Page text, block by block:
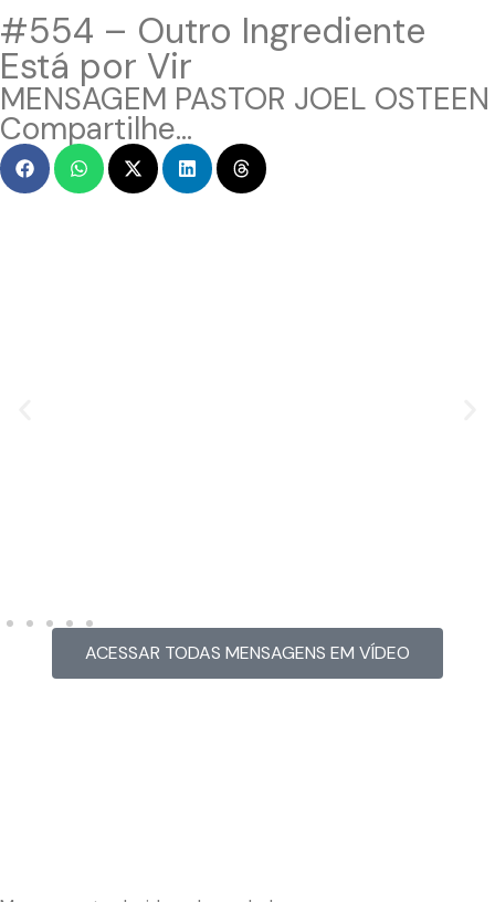
#554 – Outro Ingrediente
Está por Vir
MENSAGEM PASTOR JOEL OSTEEN
Compartilhe...
ACESSAR TODAS MENSAGENS EM VÍDEO